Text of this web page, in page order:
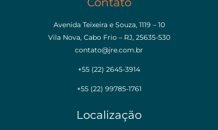
Avenida Teixeira e Souza, 1119 – 10
Vila Nova, Cabo Frio – RJ, 25635-530
contato@jre.com.br
+55 (22) 2645-3914
+55 (22) 99785-1761
Localização